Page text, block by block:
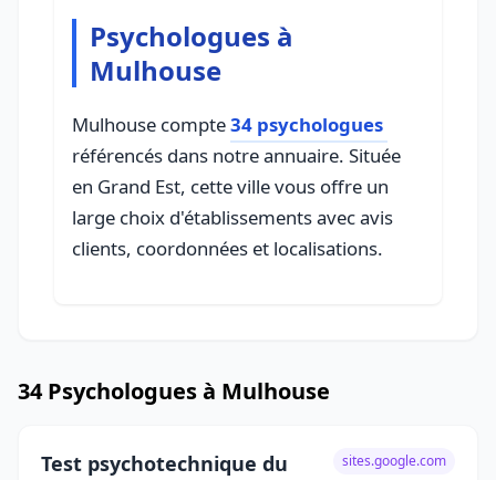
Psychologues à
Mulhouse
Mulhouse compte34 psychologues
référencés dans notre annuaire. Située
en Grand Est, cette ville vous offre un
large choix d'établissements avec avis
clients, coordonnées et localisations.
34 Psychologues à Mulhouse
Test psychotechnique du
sites.google.com